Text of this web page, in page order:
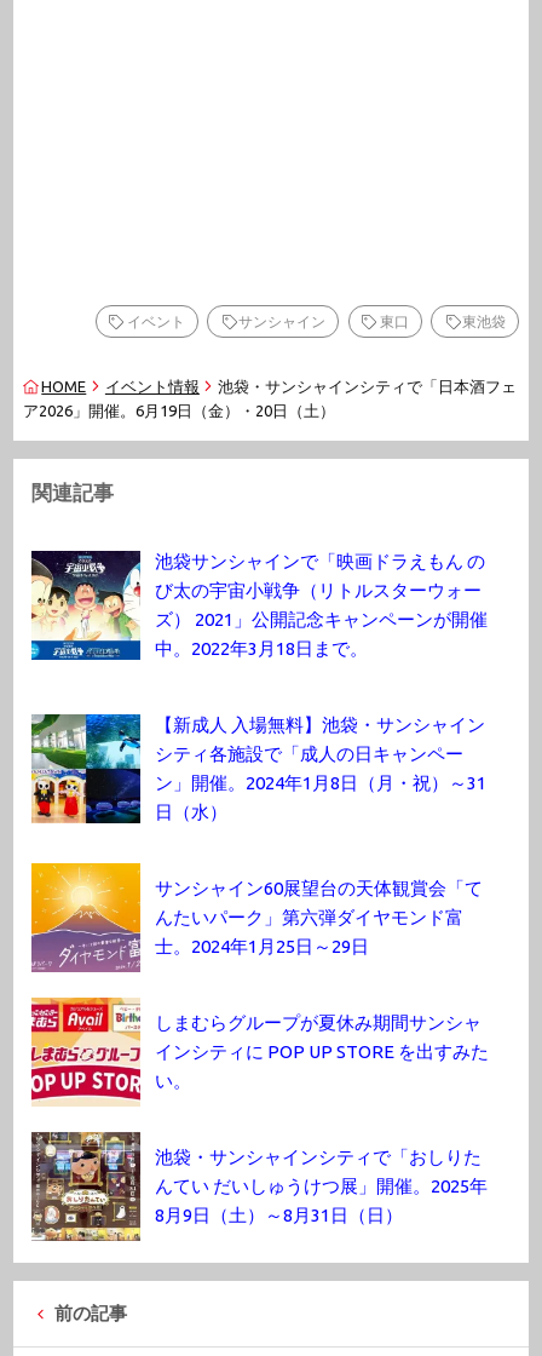
イベント サンシャイン 東口 東池袋
HOME イベント情報
池袋・サンシャインシティで「日本酒フェ
ア2026」開催。6月19日（金）・20日（土）
関連記事
池袋サンシャインで「映画ドラえもん の
び太の宇宙小戦争（リトルスターウォー
ズ） 2021」公開記念キャンペーンが開催
中。2022年3月18日まで。
【新成人 入場無料】池袋・サンシャイン
シティ各施設で「成人の日キャンペー
ン」開催。2024年1月8日（月・祝）～31
日（水）
サンシャイン60展望台の天体観賞会「て
んたいパーク」第六弾ダイヤモンド富
士。2024年1月25日～29日
しまむらグループが夏休み期間サンシャ
インシティに POP UP STORE を出すみた
い。
池袋・サンシャインシティで「おしりた
んてい だいしゅうけつ展」開催。2025年
8月9日（土）～8月31日（日）
前の記事